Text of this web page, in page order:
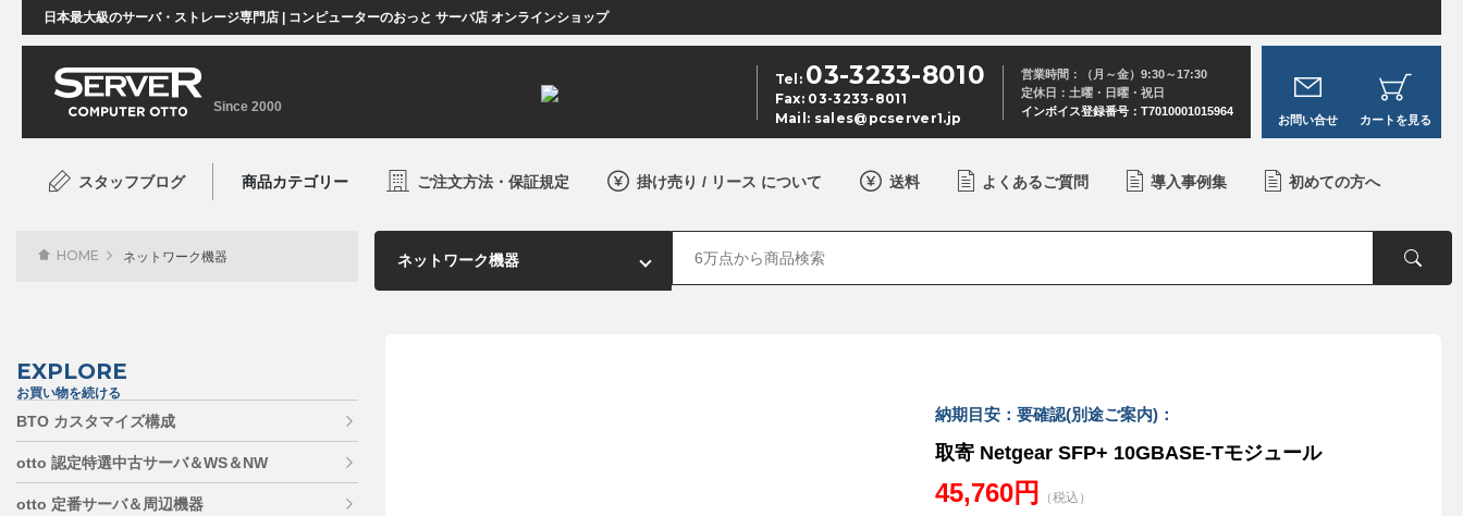
日本最大級のサーバ・ストレージ専門店 | コンピューターのおっと サーバ店 オンラインショップ
Since 2000
Tel: 03-3233-8010
Fax: 03-3233-8011
Mail: sales@pcserver1.jp
営業時間：（月～金）9:30～17:30
定休日：土曜・日曜・祝日
インボイス登録番号：T7010001015964
お問い合せ カートを見る
スタッフブログ 商品カテゴリー ご注文方法・保証規定 掛け売り / リース について 送料 よくあるご質問 導入事例集 初めての方へ
納期目安：要確認(別途ご案内)：
取寄 Netgear SFP+ 10GBASE-Tモジュール
45,760円 （税込）
HOME ネットワーク機器
EXPLORE
お買い物を続ける
BTO カスタマイズ構成
otto 認定特選中古サーバ＆WS＆NW
otto 定番サーバ＆周辺機器